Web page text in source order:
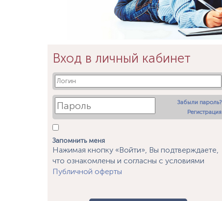
Вход в личный кабинет
Забыли пароль?
Регистрация
Запомнить меня
Нажимая кнопку «Войти», Вы подтверждаете,
что ознакомлены и согласны с условиями
Публичной оферты